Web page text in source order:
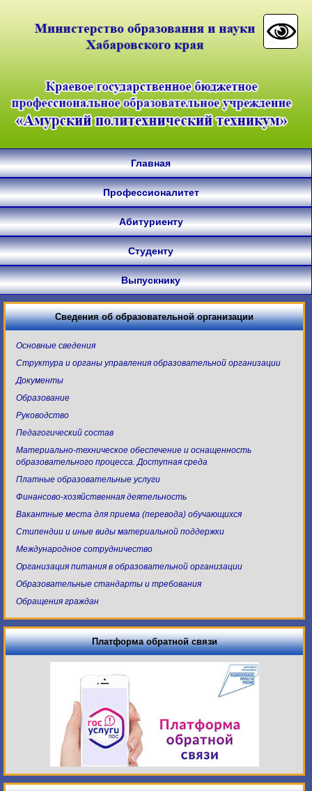
Главная
Профессионалитет
Абитуриенту
Студенту
Выпускнику
Сведения об образовательной организации
Основные сведения
Структура и органы управления образовательной организации
Документы
Образование
Руководство
Педагогический состав
Материально-техническое обеспечение и оснащенность
образовательного процесса. Доступная среда
Платные образовательные услуги
Финансово-хозяйственная деятельность
Вакантные места для приема (перевода) обучающихся
Стипендии и иные виды материальной поддержки
Международное сотрудничество
Организация питания в образовательной организации
Образовательные стандарты и требования
Обращения граждан
Платформа обратной связи